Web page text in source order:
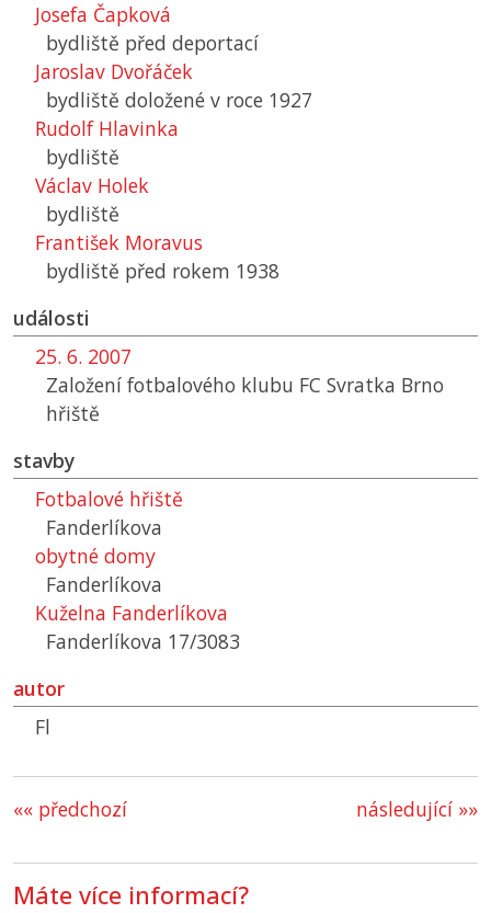
Josefa Čapková
bydliště před deportací
Jaroslav Dvořáček
bydliště doložené v roce 1927
Rudolf Hlavinka
bydliště
Václav Holek
bydliště
František Moravus
bydliště před rokem 1938
události
25. 6. 2007
Založení fotbalového klubu FC Svratka Brno
hřiště
stavby
Fotbalové hřiště
Fanderlíkova
obytné domy
Fanderlíkova
Kuželna Fanderlíkova
Fanderlíkova 17/3083
autor
Fl
«« předchozí následující »»
Máte více informací?